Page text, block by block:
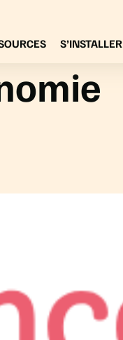
S’INSTALLER